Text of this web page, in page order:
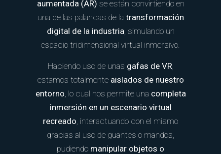
aumentada (AR) se están convirtiendo en
una de las palancas de la transformación
digital de la industria, simulando un
espacio tridimensional virtual inmersivo.
Haciendo uso de unas gafas de VR
estamos totalmente aislados de nuestro
entorno , lo cual nos permite una completa
inmersión en un escenario virtual
recreado , interactuando con el mismo
gracias al uso de guantes o mandos,
pudiendo manipular objetos o